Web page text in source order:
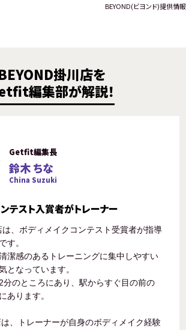
BEYOND(ビヨンド)提供情報
掛川店を
編集部が解説！
Getfit編集長
鈴木 ちな
China Suzuki
テスト入賞者がトレーナー
は、ボディメイクコンテスト受賞者が指導
す。
潔感のあるトレーニングに集中しやすい
となっています。
分のところにあり、駅からすぐ目の前の
あります。
、トレーナーが自身のボディメイク経験